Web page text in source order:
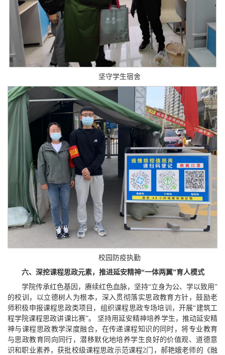
坚守学生宿舍
校园防疫执勤
六、深挖课程思政元素，推进延安精神“一体两翼”育人模式
学院传承红色基因，赓续红色血脉，坚持“立身为公、学以致用”
的校训，以立德树人为根本，深入贯彻落实思政教育方针，鼓励老
师积极申报课程思政类项目，组织课程思政专场培训，开展“建筑工
程学院课程思政讲课比赛”。 坚持用延安精神培养学生，推动延安精
神与课程思政教学深度融合，在传递课程知识的同时，将专业教育
与思政教育同向同行，潜移默化地培养学生良好的价值观、道德意
识和职业素养，获批校级课程思政示范课程2门，郝艳娥老师的《融